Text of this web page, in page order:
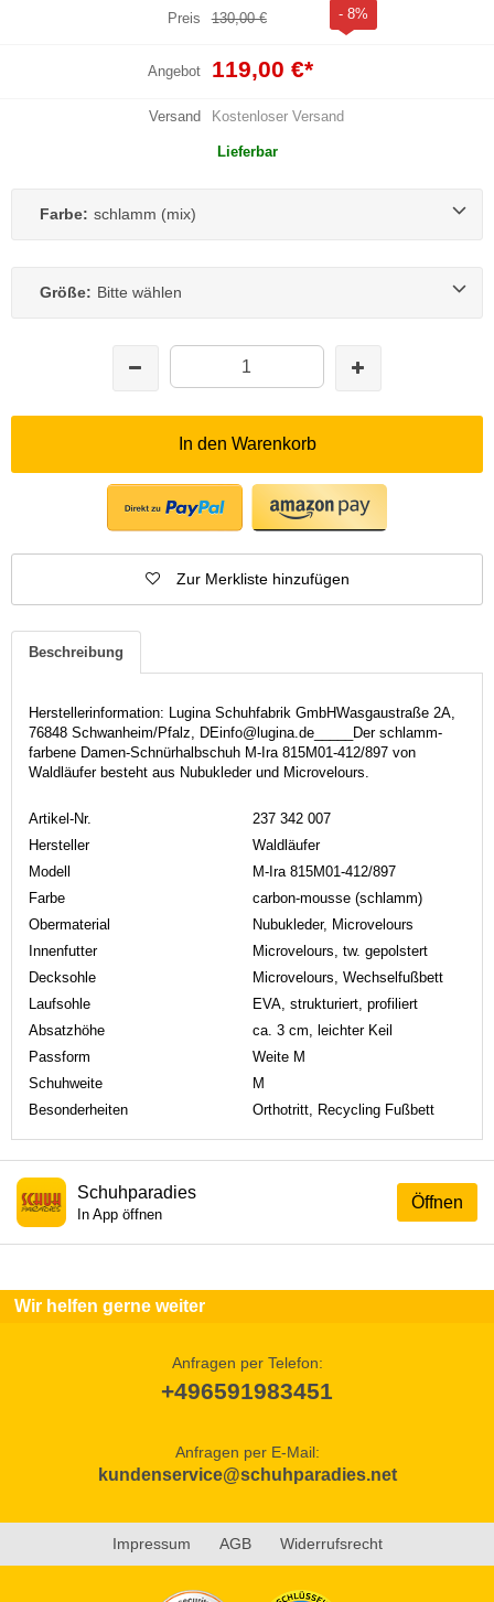
Preis 130,00 € - 8%
Angebot 119,00 €*
Versand Kostenloser Versand
Lieferbar
Farbe: schlamm (mix)
Größe: Bitte wählen
In den Warenkorb
Zur Merkliste hinzufügen
Beschreibung
Herstellerinformation: Lugina Schuhfabrik GmbHWasgaustraße 2A,
76848 Schwanheim/Pfalz, DEinfo@lugina.de_____Der schlamm-
farbene Damen-Schnürhalbschuh M-Ira 815M01-412/897 von
Waldläufer besteht aus Nubukleder und Microvelours.
Artikel-Nr.
237 342 007
Hersteller
Waldläufer
Modell
M-Ira 815M01-412/897
Farbe
carbon-mousse (schlamm)
Obermaterial
Nubukleder, Microvelours
Innenfutter
Microvelours, tw. gepolstert
Decksohle
Microvelours, Wechselfußbett
Laufsohle
EVA, strukturiert, profiliert
Absatzhöhe
ca. 3 cm, leichter Keil
Passform
Weite M
Schuhweite
M
Besonderheiten
Orthotritt, Recycling Fußbett
Öffnen
Schuhparadies
In App öffnen
Wir helfen gerne weiter
Anfragen per Telefon:
+496591983451
Anfragen per E-Mail:
kundenservice@schuhparadies.net
Impressum AGB Widerrufsrecht